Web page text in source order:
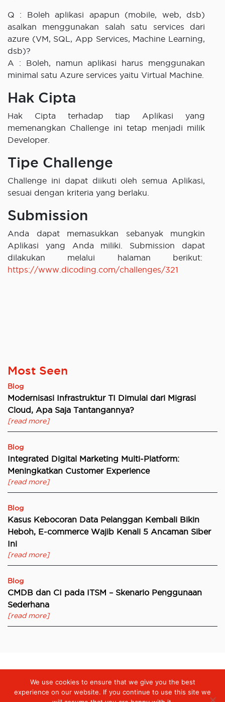
Q : Boleh aplikasi apapun (mobile, web, dsb)
asalkan menggunakan salah satu services dari
azure (VM, SQL, App Services, Machine Learning,
dsb)?
A : Boleh, namun aplikasi harus menggunakan
minimal satu Azure services yaitu Virtual Machine.
Hak Cipta
Hak Cipta terhadap tiap Aplikasi yang
memenangkan Challenge ini tetap menjadi milik
Developer.
Tipe Challenge
Challenge ini dapat diikuti oleh semua Aplikasi,
sesuai dengan kriteria yang berlaku.
Submission
Anda dapat memasukkan sebanyak mungkin
Aplikasi yang Anda miliki. Submission dapat
dilakukan melalui halaman berikut:
https://www.dicoding.com/challenges/321
Most Seen
Blog
Modernisasi Infrastruktur TI Dimulai dari Migrasi
Cloud, Apa Saja Tantangannya?
[read more]
Blog
Integrated Digital Marketing Multi-Platform:
Meningkatkan Customer Experience
[read more]
Blog
Kasus Kebocoran Data Pelanggan Kembali Bikin
Heboh, E-commerce Wajib Kenali 5 Ancaman Siber
Ini
[read more]
Blog
CMDB dan CI pada ITSM – Skenario Penggunaan
Sederhana
[read more]
We use cookies to ensure that we give you the best
experience on our website. If you continue to use this site we
Digiserve »telkomtelstra Indonesia Apps Challenge 2017
(Business Operation Optimisation)